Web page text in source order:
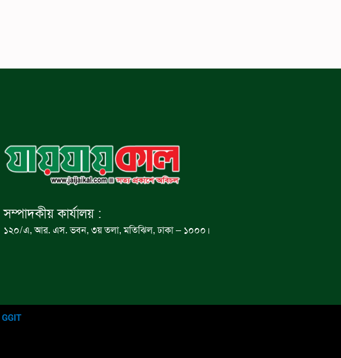
সম্পাদকীয় কার্যালয় :
১২০/এ, আর. এস. ভবন, ৩য় তলা, মতিঝিল, ঢাকা – ১০০০।
GGIT